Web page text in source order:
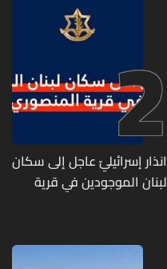
2
انذار إسرائيليّ عاجل إلى سكان
لبنان الموجودين في قرية